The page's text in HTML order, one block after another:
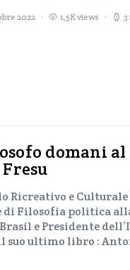
2022 1,5K views 3
domani al
Ricreativo e Culturale
di Filosofia politica
e Presidente
suo ultimo libro :